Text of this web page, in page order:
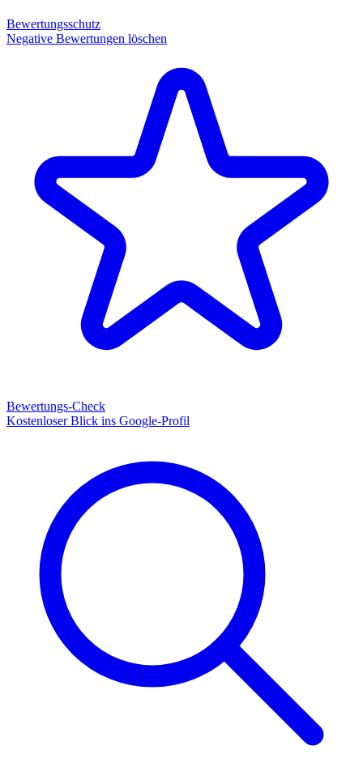
Bewertungsschutz
Negative Bewertungen löschen
Bewertungs-Check
Kostenloser Blick ins Google-Profil